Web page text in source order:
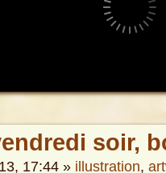
soir,
17:44 » illustration,